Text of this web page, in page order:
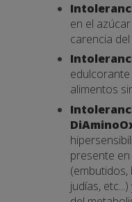
en el
carencia
alimentos
presente
judías,